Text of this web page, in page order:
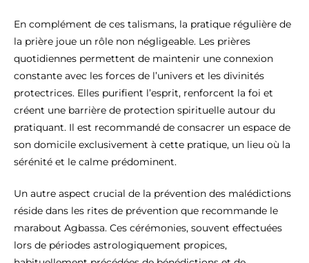
En complément de ces talismans, la pratique régulière de
la prière joue un rôle non négligeable. Les prières
quotidiennes permettent de maintenir une connexion
constante avec les forces de l’univers et les divinités
protectrices. Elles purifient l’esprit, renforcent la foi et
créent une barrière de protection spirituelle autour du
pratiquant. Il est recommandé de consacrer un espace de
son domicile exclusivement à cette pratique, un lieu où la
sérénité et le calme prédominent.
Un autre aspect crucial de la prévention des malédictions
réside dans les rites de prévention que recommande le
marabout Agbassa. Ces cérémonies, souvent effectuées
lors de périodes astrologiquement propices,